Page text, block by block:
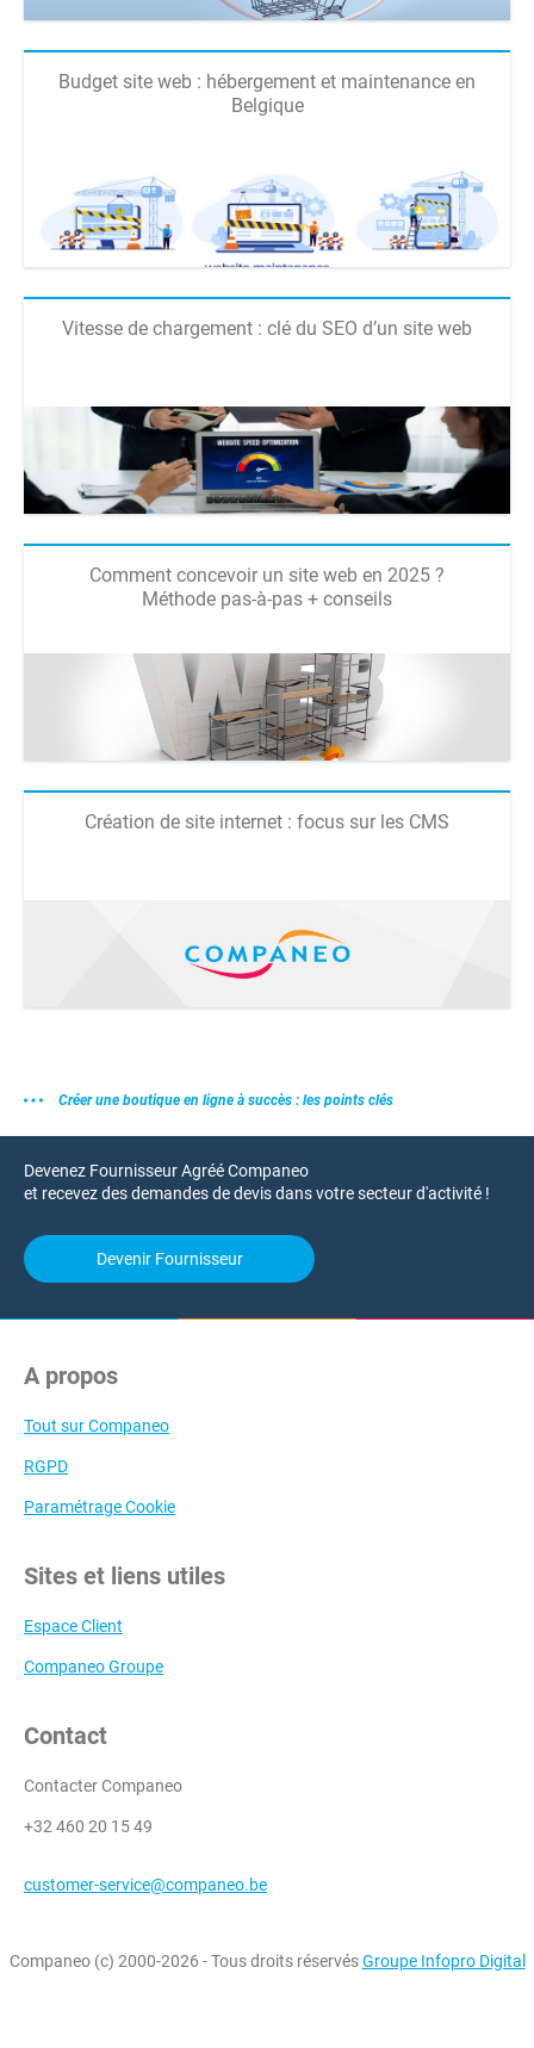
Budget site web : hébergement et maintenance en
Belgique
Vitesse de chargement : clé du SEO d’un site web
Comment concevoir un site web en 2025 ?
Méthode pas-à-pas + conseils
Création de site internet : focus sur les CMS
Créer une boutique en ligne à succès : les points clés
Devenez Fournisseur Agréé Companeo
et recevez des demandes de devis dans votre secteur d'activité !
Devenir Fournisseur
A propos
Tout sur Companeo
RGPD
Paramétrage Cookie
Sites et liens utiles
Espace Client
Companeo Groupe
Contact
Contacter Companeo
+32 460 20 15 49
customer-service@companeo.be
Companeo (c) 2000-2026 - Tous droits réservésGroupe Infopro Digital